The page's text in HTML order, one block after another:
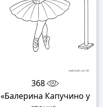
368
«Балерина Капучино у